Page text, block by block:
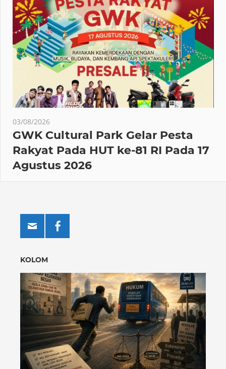
03/08/2026
GWK Cultural Park Gelar Pesta
Rakyat Pada HUT ke-81 RI Pada 17
Agustus 2026
KOLOM